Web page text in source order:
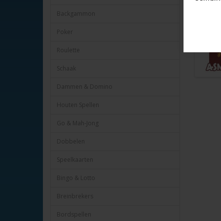
Backgammon
Poker
Roulette
Schaak
Dammen & Domino
Houten Spellen
Go & Mah-Jong
Dobbelen
Speelkaarten
Bingo & Lotto
Breinbrekers
Bordspellen